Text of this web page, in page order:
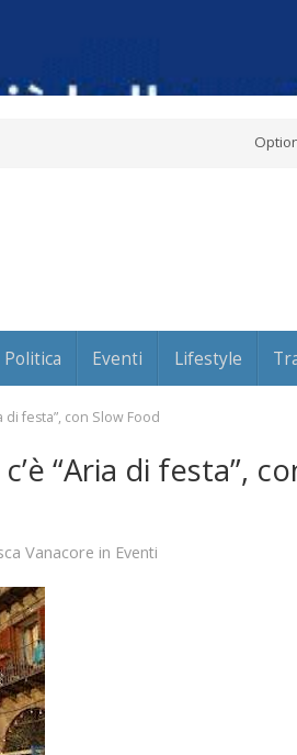
Politica Eventi Lifestyle
di festa”, con Slow Food
“Aria di festa”,
Vanacore in Eventi